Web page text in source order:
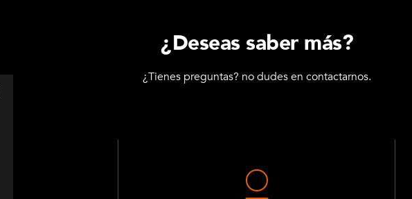
¿Deseas saber más?
¿Tienes preguntas? no dudes en contactarnos.